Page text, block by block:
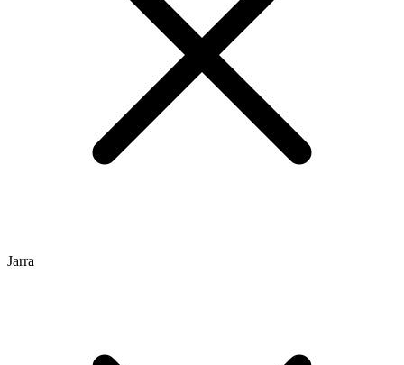
Jarra